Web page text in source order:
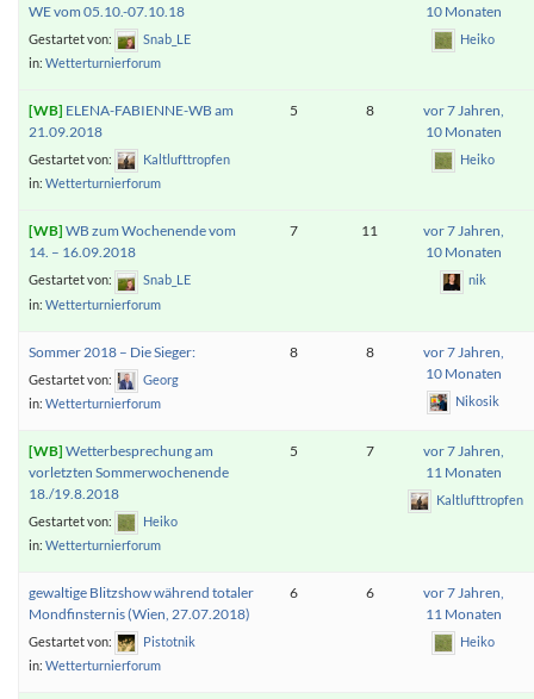
WE vom 05.10.-07.10.18
Gestartet von:
Snab_LE
in: Wetterturnierforum
10 Monaten
Heiko
ELENA-FABIENNE-WB am
21.09.2018
Gestartet von:
Kaltlufttropfen
in: Wetterturnierforum
5 8
vor 7 Jahren,
10 Monaten
Heiko
WB zum Wochenende vom
14. – 16.09.2018
Gestartet von:
Snab_LE
in: Wetterturnierforum
7 11
vor 7 Jahren,
10 Monaten
nik
Sommer 2018 – Die Sieger:
Gestartet von:
Georg
in: Wetterturnierforum
8 8
vor 7 Jahren,
10 Monaten
Nikosik
Wetterbesprechung am
vorletzten Sommerwochenende
18./19.8.2018
Gestartet von:
Heiko
in: Wetterturnierforum
5 7
vor 7 Jahren,
11 Monaten
Kaltlufttropfen
gewaltige Blitzshow während totaler
Mondfinsternis (Wien, 27.07.2018)
Gestartet von:
Pistotnik
in: Wetterturnierforum
6 6
vor 7 Jahren,
11 Monaten
Heiko